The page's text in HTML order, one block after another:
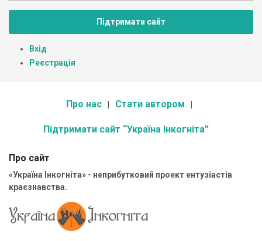
Підтримати сайт
Вхід
Реєстрація
Про нас Стати автором
Підтримати сайт “Україна Інкогніта”
Про сайт
«Україна Інкогніта» - неприбутковий проект ентузіастів
краєзнавства.